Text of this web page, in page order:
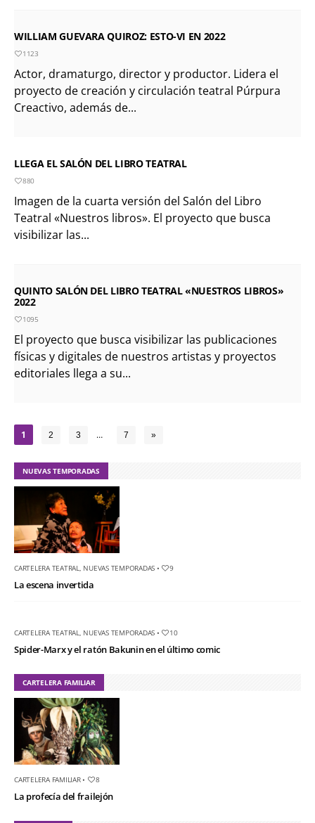
WILLIAM GUEVARA QUIROZ: ESTO-VI EN 2022
1123
Actor, dramaturgo, director y productor. Lidera el
proyecto de creación y circulación teatral Púrpura
Creactivo, además de...
LLEGA EL SALÓN DEL LIBRO TEATRAL
880
Imagen de la cuarta versión del Salón del Libro
Teatral «Nuestros libros». El proyecto que busca
visibilizar las...
QUINTO SALÓN DEL LIBRO TEATRAL «NUESTROS LIBROS»
2022
1095
El proyecto que busca visibilizar las publicaciones
físicas y digitales de nuestros artistas y proyectos
editoriales llega a su...
1 2 3 … 7 »
NUEVAS TEMPORADAS
CARTELERA TEATRAL NUEVAS TEMPORADAS • 9
La escena invertida
CARTELERA TEATRAL NUEVAS TEMPORADAS • 10
Spider-Marx y el ratón Bakunin en el último comic
CARTELERA FAMILIAR
CARTELERA FAMILIAR• 8
La profecía del frailejón